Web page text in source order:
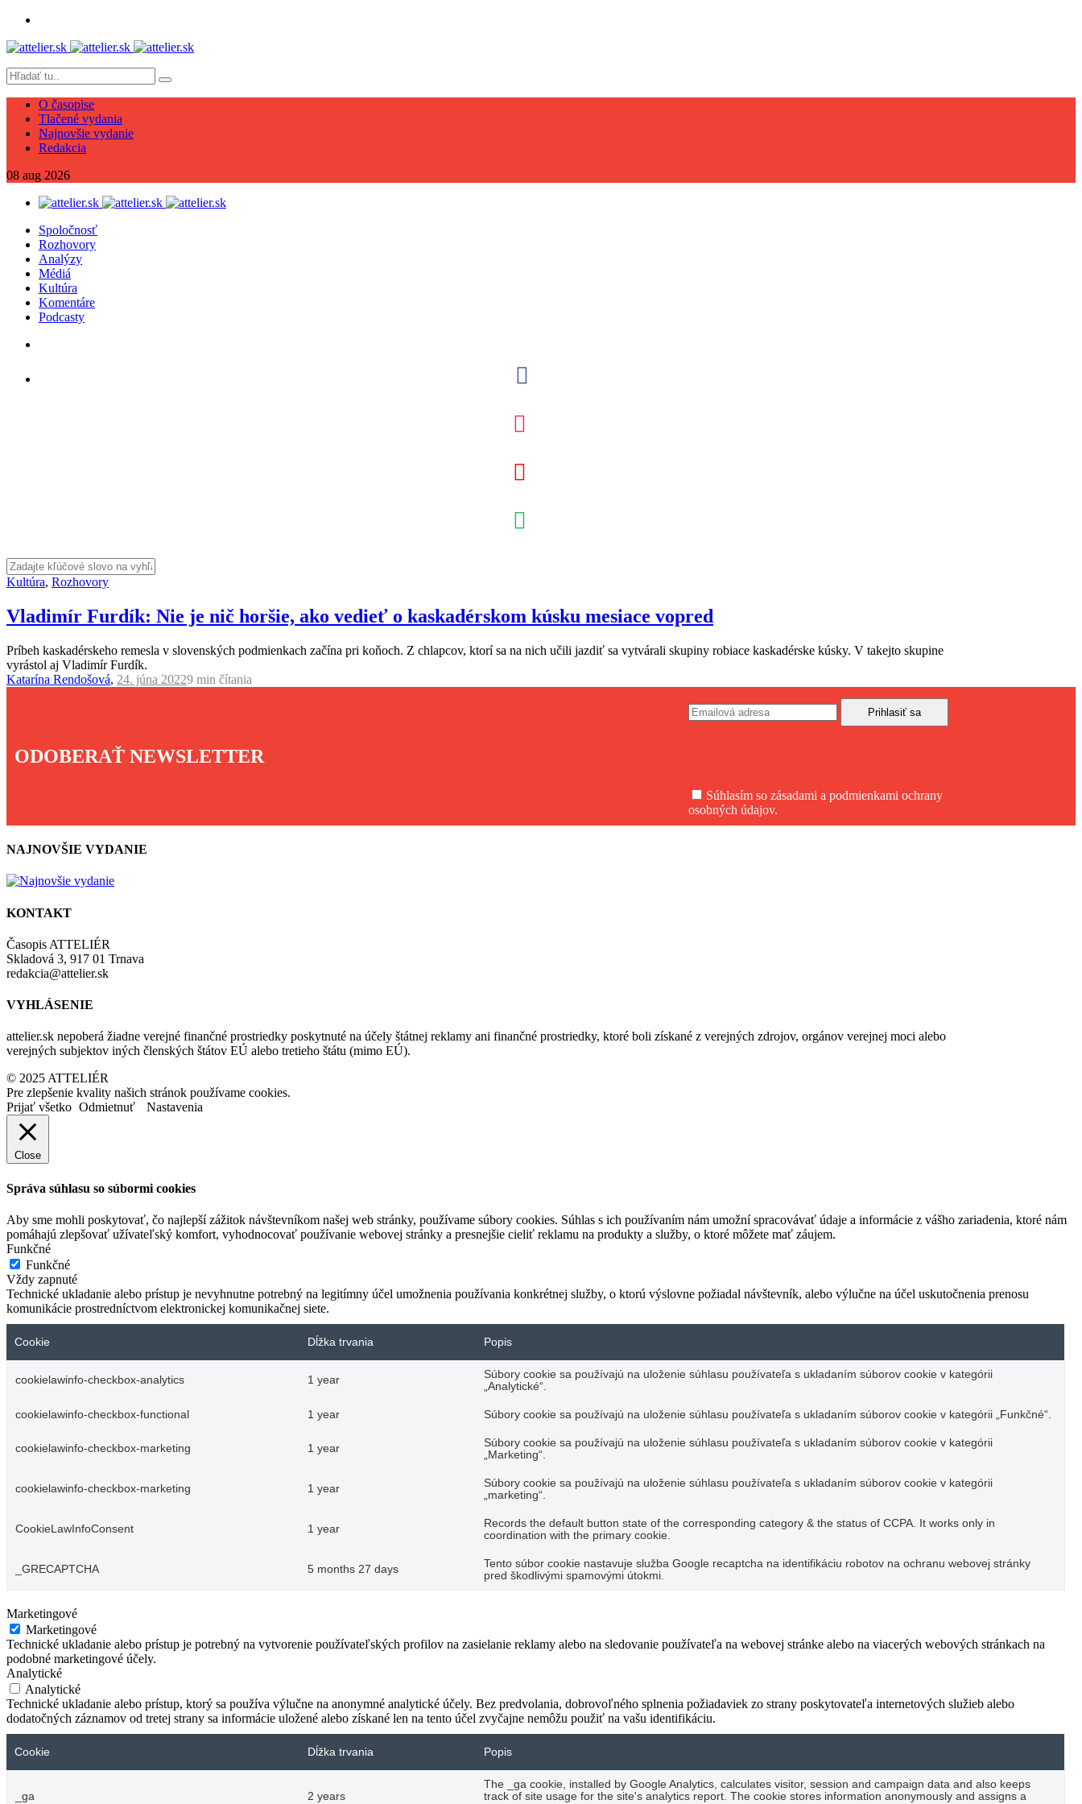
O časopise
Tlačené vydania
Najnovšie vydanie
Redakcia
08 aug 2026
Spoločnosť
Rozhovory
Analýzy
Médiá
Kultúra
Komentáre
Podcasty
Kultúra, Rozhovory
Vladimír Furdík: Nie je nič horšie, ako vedieť o kaskadérskom kúsku mesiace vopred
Príbeh kaskadérskeho remesla v slovenských podmienkach začína pri koňoch. Z chlapcov, ktorí sa na nich učili jazdiť sa vytvárali skupiny robiace kaskadérske kúsky. V takejto skupine
vyrástol aj Vladimír Furdík.
Katarína Rendošová, 24. júna 20229 min čítania
ODOBERAŤ NEWSLETTER
Súhlasím so zásadami a podmienkami ochrany
osobných údajov.
NAJNOVŠIE VYDANIE
KONTAKT
Časopis ATTELIÉR
Skladová 3, 917 01 Trnava
redakcia@attelier.sk
VYHLÁSENIE
attelier.sk nepoberá žiadne verejné finančné prostriedky poskytnuté na účely štátnej reklamy ani finančné prostriedky, ktoré boli získané z verejných zdrojov, orgánov verejnej moci alebo
verejných subjektov iných členských štátov EÚ alebo tretieho štátu (mimo EÚ).
© 2025 ATTELIÉR
Pre zlepšenie kvality našich stránok používame cookies.
Prijať všetko Odmietnuť Nastavenia
Close
Správa súhlasu so súbormi cookies
Aby sme mohli poskytovať, čo najlepší zážitok návštevníkom našej web stránky, používame súbory cookies. Súhlas s ich používaním nám umožní spracovávať údaje a informácie z vášho zariadenia, ktoré nám
pomáhajú zlepšovať užívateľský komfort, vyhodnocovať používanie webovej stránky a presnejšie cieliť reklamu na produkty a služby, o ktoré môžete mať záujem.
Funkčné
Funkčné
Vždy zapnuté
Technické ukladanie alebo prístup je nevyhnutne potrebný na legitímny účel umožnenia používania konkrétnej služby, o ktorú výslovne požiadal návštevník, alebo výlučne na účel uskutočnenia prenosu
komunikácie prostredníctvom elektronickej komunikačnej siete.
Cookie Dĺžka trvania Popis
cookielawinfo-checkbox-analytics 1 year
Súbory cookie sa používajú na uloženie súhlasu používateľa s ukladaním súborov cookie v kategórii
„Analytické“.
cookielawinfo-checkbox-functional 1 year Súbory cookie sa používajú na uloženie súhlasu používateľa s ukladaním súborov cookie v kategórii „Funkčné“.
cookielawinfo-checkbox-marketing 1 year
Súbory cookie sa používajú na uloženie súhlasu používateľa s ukladaním súborov cookie v kategórii
„Marketing“.
cookielawinfo-checkbox-marketing 1 year
Súbory cookie sa používajú na uloženie súhlasu používateľa s ukladaním súborov cookie v kategórii
„marketing“.
CookieLawInfoConsent 1 year
Records the default button state of the corresponding category & the status of CCPA. It works only in
coordination with the primary cookie.
_GRECAPTCHA 5 months 27 days
Tento súbor cookie nastavuje služba Google recaptcha na identifikáciu robotov na ochranu webovej stránky
pred škodlivými spamovými útokmi.
Marketingové
Marketingové
Technické ukladanie alebo prístup je potrebný na vytvorenie používateľských profilov na zasielanie reklamy alebo na sledovanie používateľa na webovej stránke alebo na viacerých webových stránkach na
podobné marketingové účely.
Analytické
Analytické
Technické ukladanie alebo prístup, ktorý sa používa výlučne na anonymné analytické účely. Bez predvolania, dobrovoľného splnenia požiadaviek zo strany poskytovateľa internetových služieb alebo
dodatočných záznamov od tretej strany sa informácie uložené alebo získané len na tento účel zvyčajne nemôžu použiť na vašu identifikáciu.
Cookie Dĺžka trvania Popis
_ga 2 years
The _ga cookie, installed by Google Analytics, calculates visitor, session and campaign data and also keeps
track of site usage for the site's analytics report. The cookie stores information anonymously and assigns a